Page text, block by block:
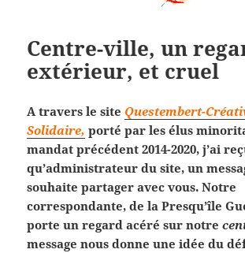
Centre-ville, un
extérieur, et cruel
A travers le site Questembert-
Solidaire, porté par les élus
mandat précédent 2014-2020, j’ai
qu’administrateur du site, un
souhaite partager avec vous. Notre
correspondante, de la Presqu’île
porte un regard acéré sur notre
message nous donne une idée du